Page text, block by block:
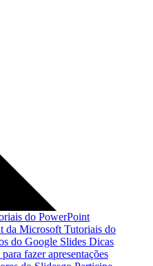
do PowerPoint
da Microsoft Tutoriais do
do Google Slides Dicas
fazer apresentações